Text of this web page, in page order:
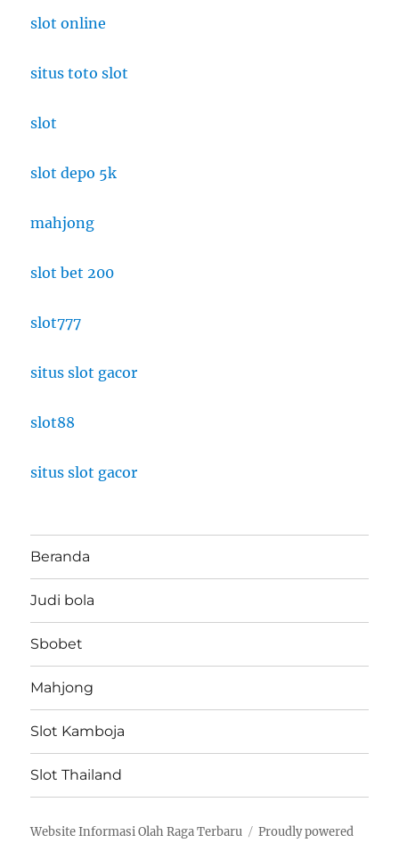
slot online
situs toto slot
slot
slot depo 5k
mahjong
slot bet 200
slot777
situs slot gacor
slot88
situs slot gacor
Beranda
Judi bola
Sbobet
Mahjong
Slot Kamboja
Slot Thailand
Website Informasi Olah Raga Terbaru
Proudly powered